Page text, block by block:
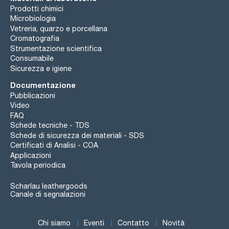
Prodotti chimici
Microbiologia
Vetreria, quarzo e porcellana
Cromatografia
Strumentazione scientifica
Consumabile
Sicurezza e igiene
Documentazione
Pubblicazioni
Video
FAQ
Schede tecniche - TDS
Schede di sicurezza dei materiali - SDS
Certificati di Analisi - COA
Applicazioni
Tavola periodica
Scharlau leathergoods
Canale di segnalazioni
Chi siamo Eventi Contatto Novità